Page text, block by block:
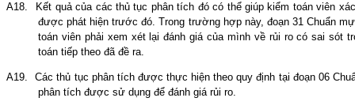
A18.
Kết quả của các thủ tục phân tích đó có thể giúp kiểm toán viên
được phát hiện trước đó. Trong trường hợp này, đoạn 31 Chuẩn
toán viên phải xem xét lại đánh giá của mình về rủi ro có sai sót
toán tiếp theo đã đề ra.
A19. Các thủ tục phân tích được thực hiệntheo quy định tại đoạn 06
phân tích được sử dụng để đánh giá rủi ro.